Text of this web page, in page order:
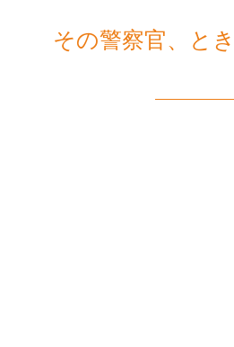
その警察官、と